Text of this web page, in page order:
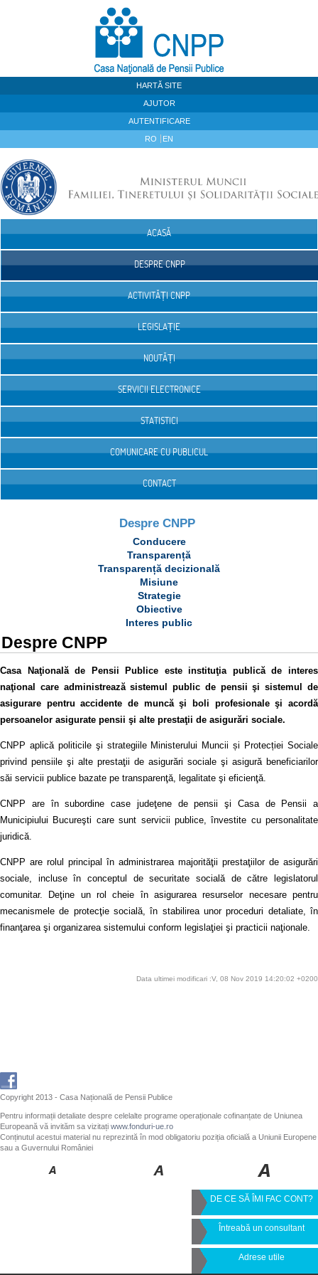
HARTĂ SITE
AJUTOR
AUTENTIFICARE
RO EN
ACASĂ
DESPRE CNPP
ACTIVITĂȚI CNPP
LEGISLAȚIE
NOUTĂȚI
SERVICII ELECTRONICE
STATISTICI
COMUNICARE CU PUBLICUL
CONTACT
Despre CNPP
Conducere
Transparență
Transparență decizională
Misiune
Strategie
Obiective
Interes public
Despre CNPP
Casa Naţională de Pensii Publice este instituţia publică de interes
naţional care administrează sistemul public de pensii şi sistemul de
asigurare pentru accidente de muncă şi boli profesionale şi acordă
persoanelor asigurate pensii şi alte prestaţii de asigurări sociale.
CNPP aplică politicile şi strategiile Ministerului Muncii și Protecției Sociale
privind pensiile şi alte prestaţii de asigurări sociale şi asigură beneficiarilor
săi servicii publice bazate pe transparenţă, legalitate şi eficienţă.
CNPP are în subordine case judeţene de pensii şi Casa de Pensii a
Municipiului Bucureşti care sunt servicii publice, învestite cu personalitate
juridică.
CNPP are rolul principal în administrarea majorităţii prestaţiilor de asigurări
sociale, incluse în conceptul de securitate socială de către legislatorul
comunitar. Deţine un rol cheie în asigurarea resurselor necesare pentru
mecanismele de protecţie socială, în stabilirea unor proceduri detaliate, în
finanţarea şi organizarea sistemului conform legislaţiei şi practicii naţionale.
Data ultimei modificari :V, 08 Nov 2019 14:20:02 +0200
Copyright 2013 - Casa Națională de Pensii Publice
Pentru informații detaliate despre celelalte programe operaționale cofinanțate de Uniunea
Europeană vă invităm sa vizitați www.fonduri-ue.ro
Conținutul acestui material nu reprezintă în mod obligatoriu poziția oficială a Uniunii Europene
sau a Guvernului României
DE CE SĂ ÎMI FAC CONT?
Întreabă un consultant
Adrese utile